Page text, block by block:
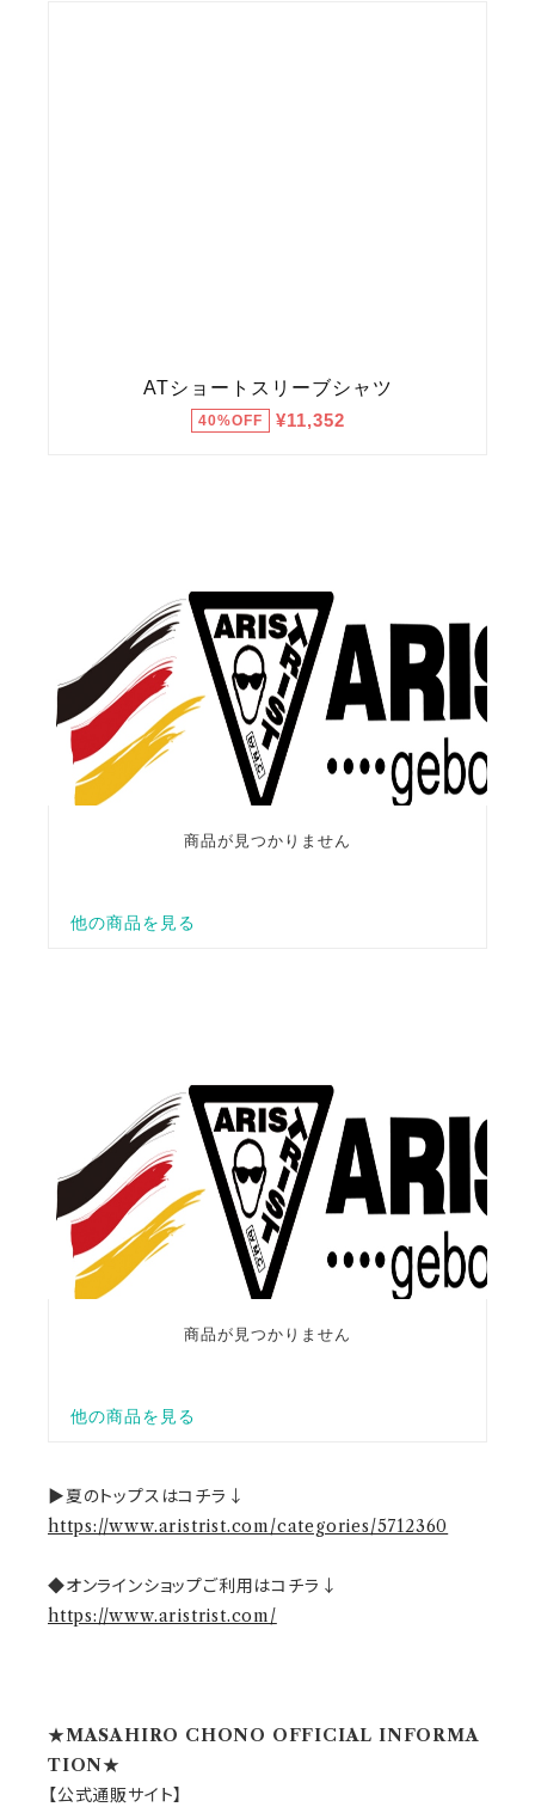
▶夏のトップスはコチラ↓
https://www.aristrist.com/categories/5712360
◆オンラインショップご利用はコチラ↓
https://www.aristrist.com/
★MASAHIRO CHONO OFFICIAL INFORMA
TION★
【公式通販サイト】